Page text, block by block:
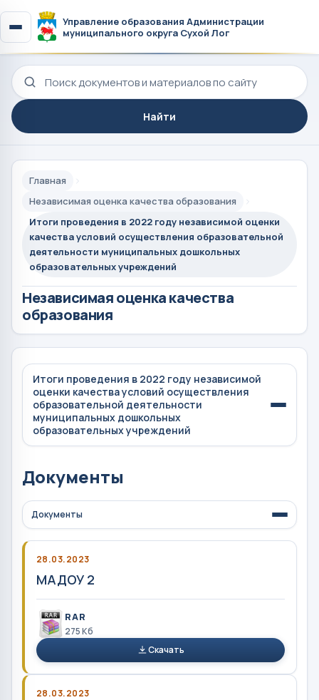
Управление образования Администрации
муниципального округа Сухой Лог
Поиск по сайту
Найти
Главная
Независимая оценка качества образования
Итоги проведения в 2022 году независимой оценки
качества условий осуществления образовательной
деятельности муниципальных дошкольных
образовательных учреждений
Независимая оценка качества
образования
Итоги проведения в 2022 году независимой
оценки качества условий осуществления
образовательной деятельности
муниципальных дошкольных
образовательных учреждений
Документы
Документы
28.03.2023
МАДОУ 2
RAR
275 Кб
Скачать
28.03.2023